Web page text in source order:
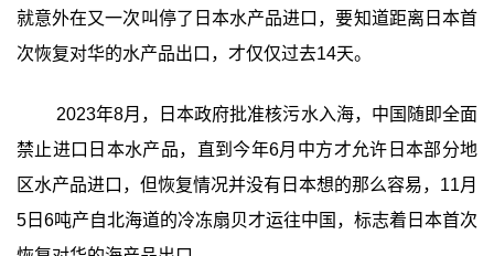
就意外在又一次叫停了日本水产品进口，要知道距离日本首
次恢复对华的水产品出口，才仅仅过去14天。
2023年8月，日本政府批准核污水入海，中国随即全面
禁止进口日本水产品，直到今年6月中方才允许日本部分地
区水产品进口，但恢复情况并没有日本想的那么容易，11月
5日6吨产自北海道的冷冻扇贝才运往中国，标志着日本首次